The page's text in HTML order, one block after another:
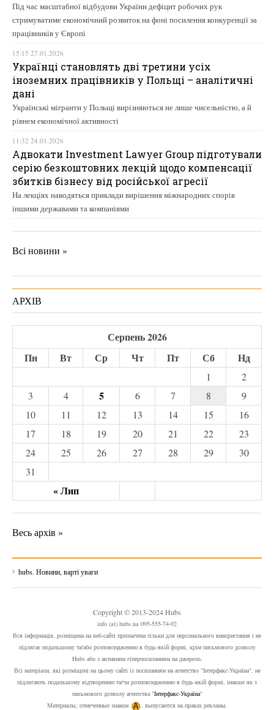
Під час масштабної відбудови України дефіцит робочих рук
стримуватиме економічний розвиток на фоні посилення конкуренції за
працівників у Європі
15:15 27.01.2026
Українці становлять дві третини усіх
іноземних працівників у Польщі – аналітичні
дані
Українські мігранти у Польщі вирізняються не лише чисельністю, а й
рівнем економічної активності
11:32 24.01.2026
Адвокати Investment Lawyer Group підготували
серію безкоштовних лекцій щодо компенсації
збитків бізнесу від російської агресії
На лекціях наводяться приклади вирішення міжнародних спорів
іншими державами та компаніями
Всі новини »
АРХІВ
Серпень 2026
Пн
Вт Ср Чт Пт Сб Нд
« Лип
1
2
3
4 5 6 7 8
9
10
11 12 13 14 15
16
17
18 19 20 21 22
23
24
25 26 27 28 29
30
31
Весь архів »
hubs. Новини, варті уваги
Copyright © 2013-2024 Hubs
info (at) hubs.ua 095-555-74-92
Вся інформація, розміщена на веб-сайті призначена тільки для персонального використання і не
підлягає подальшому та/або розповсюдженню в будь-якій формі, крім письмового дозволу
Hubs або з активним гіперпосиланням на джерело.
Всі матеріали, які розміщені на цьому сайті із посиланням на агентство "Інтерфакс-Україна", не
підлягають подальшому відтворенню та/чи розповсюдженню в будь-якій формі, інакше як з
письмового дозволу агентства "Інтерфакс-Україна"
Материалы, отмеченные знаком
, выпусаются на правах рекламы.